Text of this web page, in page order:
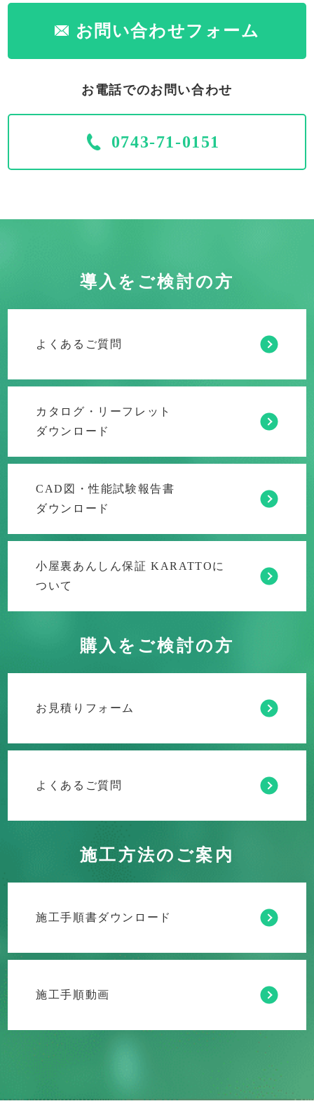
お問い合わせフォーム
お電話でのお問い合わせ
0743-71-0151
導入をご検討の方
よくあるご質問
カタログ・リーフレット
ダウンロード
CAD図・性能試験報告書
ダウンロード
小屋裏あんしん保証 KARATTOに
ついて
購入をご検討の方
お見積りフォーム
よくあるご質問
施工方法のご案内
施工手順書ダウンロード
施工手順動画